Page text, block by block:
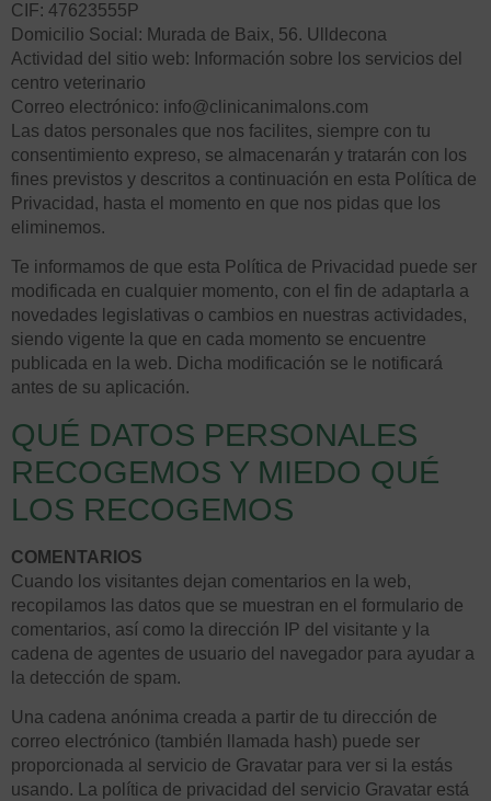
CIF: 47623555P
Domicilio Social: Murada de Baix, 56. Ulldecona
Actividad del sitio web: Información sobre los servicios del
centro veterinario
Correo electrónico: info@clinicanimalons.com
Las datos personales que nos facilites, siempre con tu
consentimiento expreso, se almacenarán y tratarán con los
fines previstos y descritos a continuación en esta Política de
Privacidad, hasta el momento en que nos pidas que los
eliminemos.
Te informamos de que esta Política de Privacidad puede ser
modificada en cualquier momento, con el fin de adaptarla a
novedades legislativas o cambios en nuestras actividades,
siendo vigente la que en cada momento se encuentre
publicada en la web. Dicha modificación se le notificará
antes de su aplicación.
QUÉ DATOS PERSONALES
RECOGEMOS Y MIEDO QUÉ
LOS RECOGEMOS
COMENTARIOS
Cuando los visitantes dejan comentarios en la web,
recopilamos las datos que se muestran en el formulario de
comentarios, así como la dirección IP del visitante y la
cadena de agentes de usuario del navegador para ayudar a
la detección de spam.
Una cadena anónima creada a partir de tu dirección de
correo electrónico (también llamada hash) puede ser
proporcionada al servicio de Gravatar para ver si la estás
usando. La política de privacidad del servicio Gravatar está